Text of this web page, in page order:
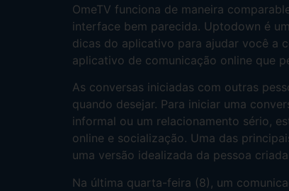
OmeTV funciona de maneira
interface bem parecida. Uptodown é
dicas do aplicativo para ajudar você a
aplicativo de comunicação online que
As conversas iniciadas com outras
quando desejar. Para iniciar uma
informal ou um relacionamento sério,
online e socialização. Uma das
uma versão idealizada da pessoa
Na última quarta-feira (8), um